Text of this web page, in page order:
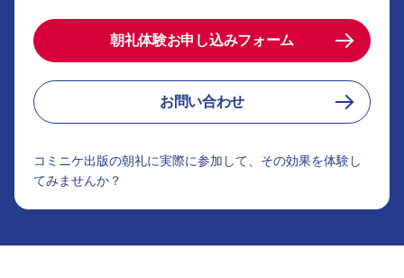
朝礼体験お申し込みフォーム
お問い合わせ
コミニケ出版の朝礼に実際に参加して、その効果を体験し
てみませんか？